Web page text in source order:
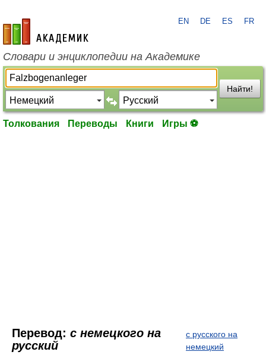
academic.ru
EN DE ES FR
Словари и энциклопедии на Академике
Найти!
Толкования Переводы Книги Игры ⚽
Перевод: с немецкого на
русский
с русского на
немецкий